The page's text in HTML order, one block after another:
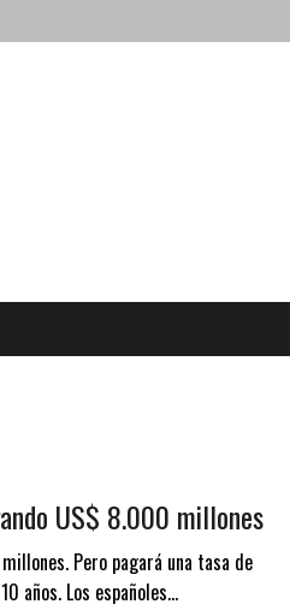
US$ 8.000 millones
Pero pagará una tasa de
años. Los españoles…